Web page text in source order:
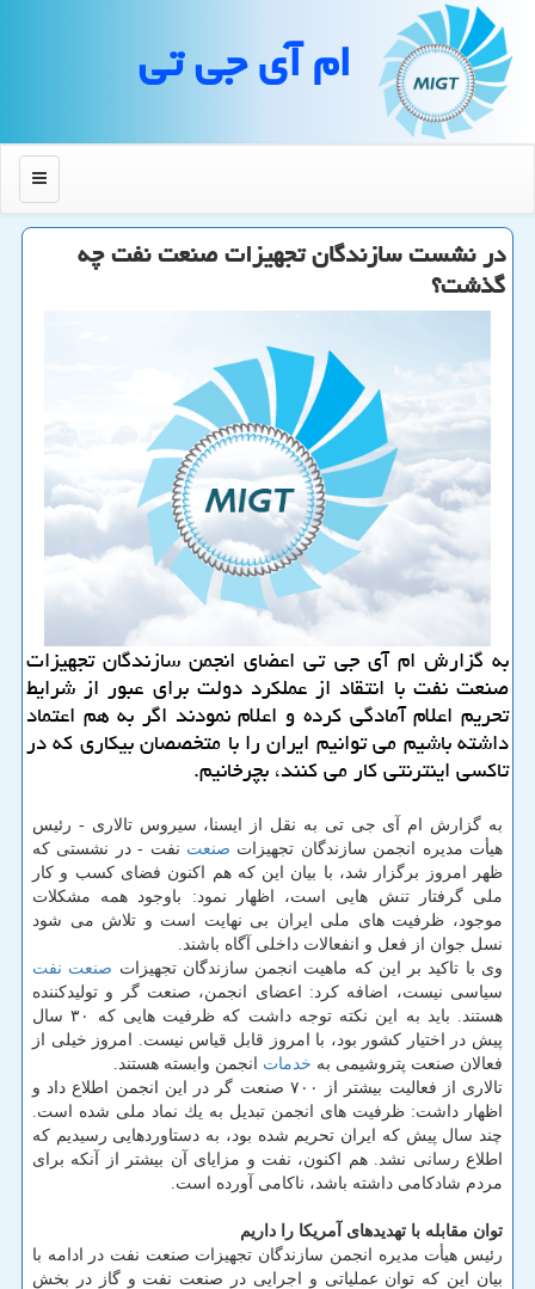
ام آی جی تی
منو
در نشست سازندگان تجهیزات صنعت نفت چه
گذشت؟
به گزارش ام آی جی تی اعضای انجمن سازندگان تجهیزات
صنعت نفت با انتقاد از عملكرد دولت برای عبور از شرایط
تحریم اعلام آمادگی كرده و اعلام نمودند اگر به هم اعتماد
داشته باشیم می توانیم ایران را با متخصصان بیكاری كه در
تاكسی اینترنتی كار می كنند، بچرخانیم.
به گزارش ام آی جی تی به نقل از ایسنا، سیروس تالاری - رئیس
هیأت مدیره انجمن سازندگان تجهیزات صنعت نفت - در نشستی كه
ظهر امروز برگزار شد، با بیان این كه هم اكنون فضای كسب و كار
ملی گرفتار تنش هایی است، اظهار نمود: باوجود همه مشكلات
موجود، ظرفیت های ملی ایران بی نهایت است و تلاش می شود
نسل جوان از فعل و انفعالات داخلی آگاه باشند.
وی با تاكید بر این كه ماهیت انجمن سازندگان تجهیزات صنعت نفت
سیاسی نیست، اضافه كرد: اعضای انجمن، صنعت گر و تولیدكننده
هستند. باید به این نكته توجه داشت كه ظرفیت هایی كه ۳۰ سال
پیش در اختیار كشور بود، با امروز قابل قیاس نیست. امروز خیلی از
فعالان صنعت پتروشیمی به خدمات انجمن وابسته هستند.
تالاری از فعالیت بیشتر از ۷۰۰ صنعت گر در این انجمن اطلاع داد و
اظهار داشت: ظرفیت های انجمن تبدیل به یك نماد ملی شده است.
چند سال پیش كه ایران تحریم شده بود، به دستاوردهایی رسیدیم كه
اطلاع رسانی نشد. هم اكنون، نفت و مزایای آن بیشتر از آنكه برای
مردم شادكامی داشته باشد، ناكامی آورده است.
توان مقابله با تهدیدهای آمریكا را داریم
رئیس هیأت مدیره انجمن سازندگان تجهیزات صنعت نفت در ادامه با
بیان این كه توان عملیاتی و اجرایی در صنعت نفت و گاز در بخش